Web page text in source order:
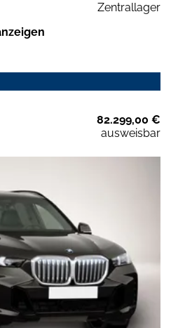
Zentrallager
82.299,00 €
ausweisbar